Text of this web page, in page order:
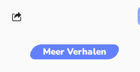
Meer Verhalen